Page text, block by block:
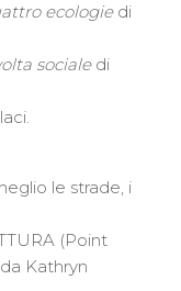
ecologiedi
socialedi
le strade, i
(Point
Kathryn